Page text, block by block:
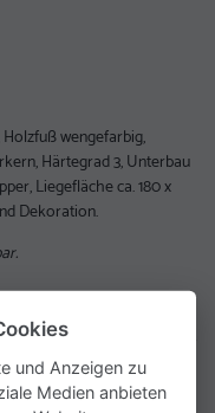
wengefarbig,
Härtegrad 3, Unterbau
Liegefläche ca. 180 x
Dekoration.
und Anzeigen zu
Medien anbieten